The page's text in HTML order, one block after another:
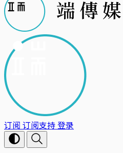
订阅 订阅支持登录